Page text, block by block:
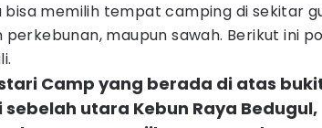
bisa memilih tempat camping di sekitar
perkebunan, maupun sawah. Berikut ini
Camp yang berada di atas
sebelah utara Kebun Raya Bedugul,